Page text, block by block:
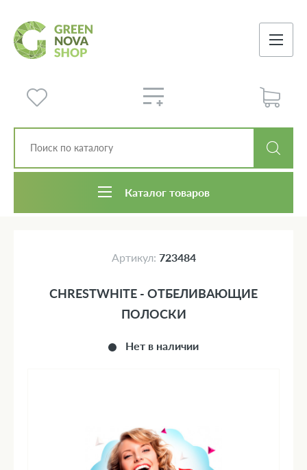
Каталог товаров
Артикул: 723484
Нет в наличии
CHRESTWHITE - ОТБЕЛИВАЮЩИЕ
ПОЛОСКИ